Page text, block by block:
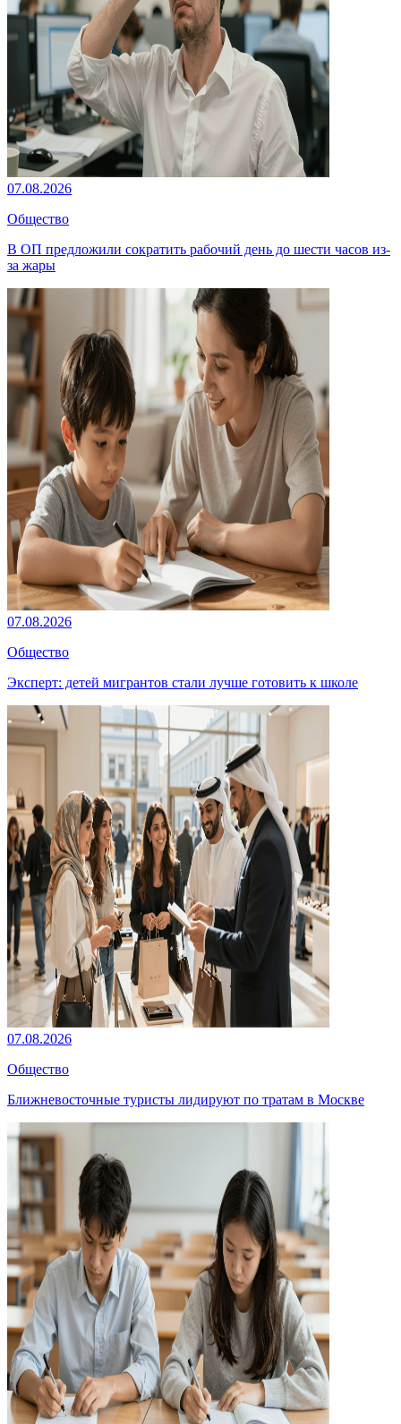
07.08.2026
Общество
В ОП предложили сократить рабочий день до шести часов из-
за жары
07.08.2026
Общество
Эксперт: детей мигрантов стали лучше готовить к школе
07.08.2026
Общество
Ближневосточные туристы лидируют по тратам в Москве